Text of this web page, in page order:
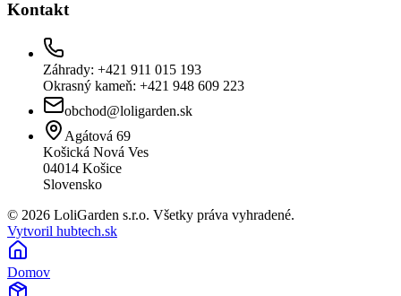
Kontakt
Záhrady: +421 911 015 193
Okrasný kameň: +421 948 609 223
obchod@loligarden.sk
Agátová 69
Košická Nová Ves
04014 Košice
Slovensko
© 2026 LoliGarden s.r.o. Všetky práva vyhradené.
Vytvoril hubtech.sk
Domov